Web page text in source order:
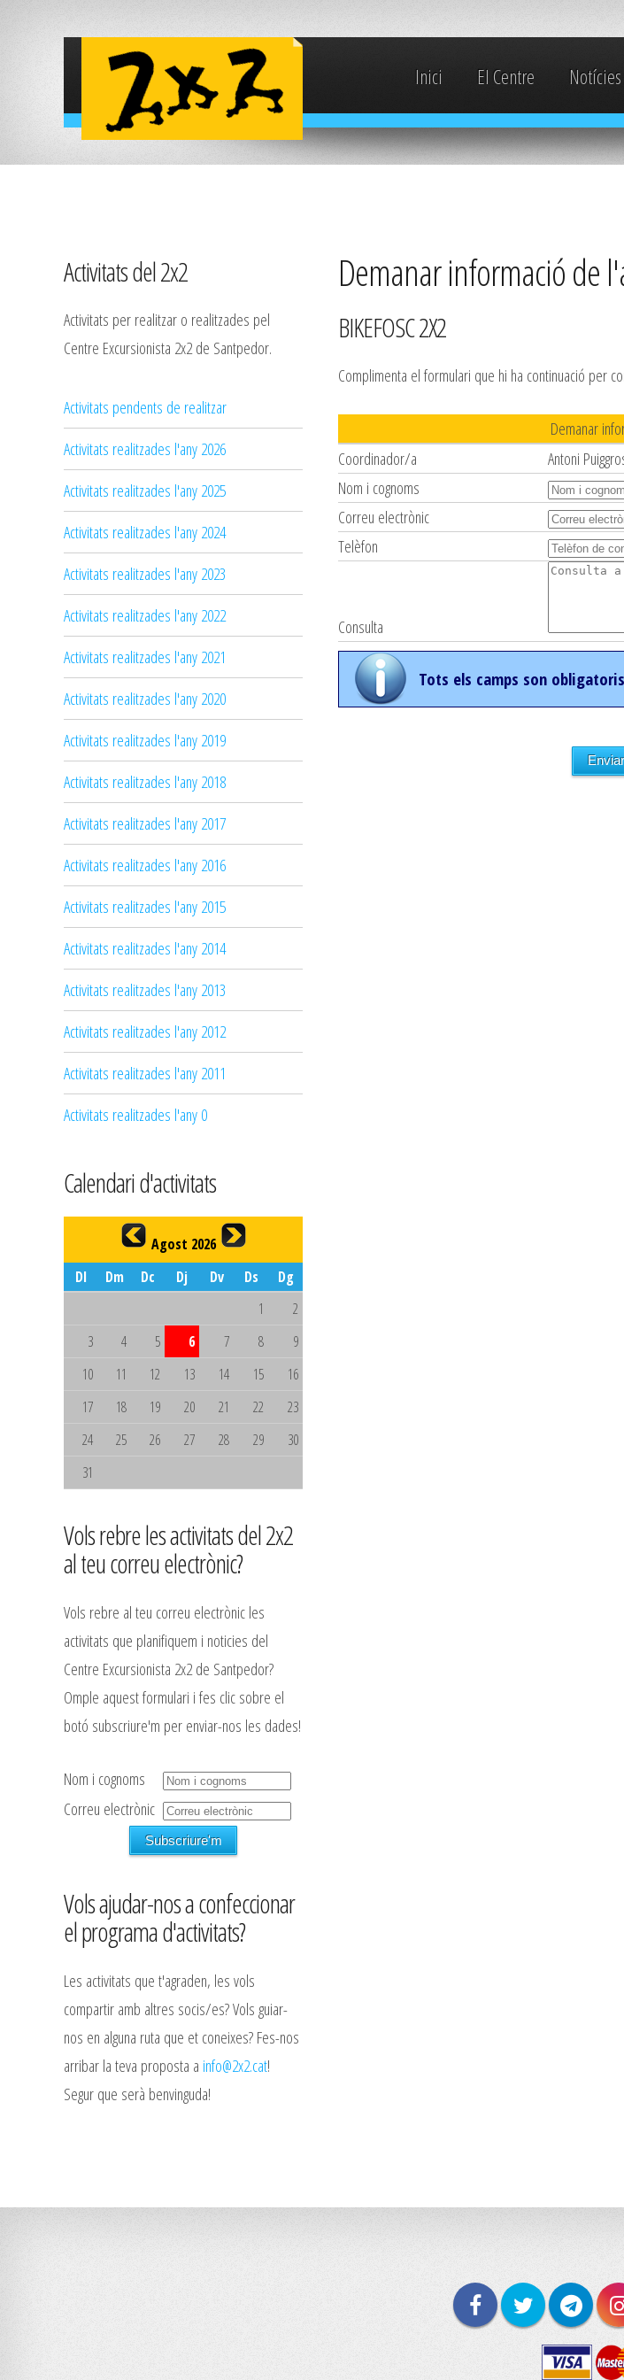
Inici El Centre Notícies
Activitats del 2x2
Activitats per realitzar o realitzades pel
Centre Excursionista 2x2 de Santpedor.
Activitats pendents de realitzar
Activitats realitzades l'any 2026
Activitats realitzades l'any 2025
Activitats realitzades l'any 2024
Activitats realitzades l'any 2023
Activitats realitzades l'any 2022
Activitats realitzades l'any 2021
Activitats realitzades l'any 2020
Activitats realitzades l'any 2019
Activitats realitzades l'any 2018
Activitats realitzades l'any 2017
Activitats realitzades l'any 2016
Activitats realitzades l'any 2015
Activitats realitzades l'any 2014
Activitats realitzades l'any 2013
Activitats realitzades l'any 2012
Activitats realitzades l'any 2011
Activitats realitzades l'any 0
Calendari d'activitats
Agost 2026
Dl
Dm Dc Dj Dv Ds
Dg
1
2
3
4 5 6 7 8
9
10
11 12 13 14 15
16
17
18 19 20 21 22
23
24
25 26 27 28 29
30
31
Vols rebre les activitats del 2x2
al teu correu electrònic?
Vols rebre al teu correu electrònic les
activitats que planifiquem i noticies del
Centre Excursionista 2x2 de Santpedor?
Omple aquest formulari i fes clic sobre el
botó subscriure'm per enviar-nos les dades!
Nom i cognoms
Correu electrònic
Vols ajudar-nos a confeccionar
el programa d'activitats?
Les activitats que t'agraden, les vols
compartir amb altres socis/es? Vols guiar-
nos en alguna ruta que et coneixes? Fes-nos
arribar la teva proposta a info@2x2.cat!
Segur que serà benvinguda!
Demanar informació de
BIKEFOSC 2X2
Complimenta el formulari que hi ha continuació per
Demanar
Coordinador/a
Antoni
Nom i cognoms
Correu electrònic
Telèfon
Consulta
Tots els camps son